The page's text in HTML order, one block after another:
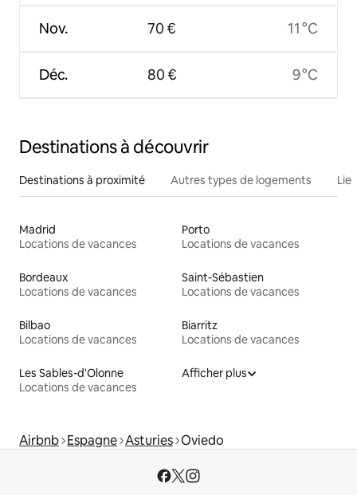
Nov.
Déc.
70 €
80 €
11 °C
9 °C
Destinations à découvrir
Destinations à proximité Autres types de logements
Madrid
Locations de vacances
Porto
Locations de vacances
Bordeaux
Locations de vacances
Saint-Sébastien
Locations de vacances
Bilbao
Locations de vacances
Biarritz
Locations de vacances
Les Sables-d'Olonne
Locations de vacances
Afficher plus
Airbnb Espagne Asturies Oviedo